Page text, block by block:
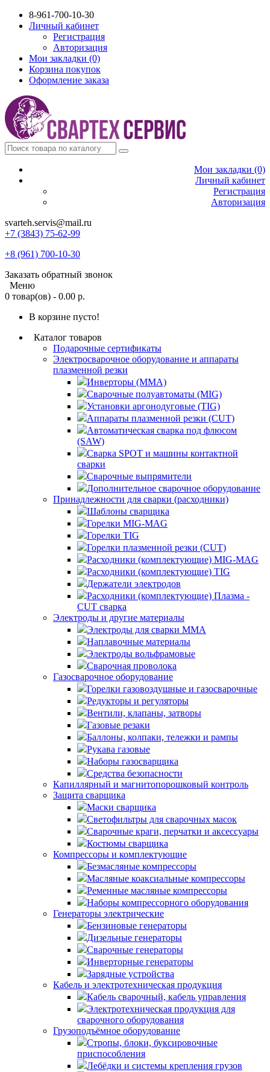
8-961-700-10-30
Личный кабинет
Регистрация
Авторизация
Мои закладки (0)
Корзина покупок
Оформление заказа
Мои закладки (0)
Личный кабинет
Регистрация
Авторизация
svarteh.servis@mail.ru
+7 (3843) 75-62-99
+8 (961) 700-10-30
Заказать обратный звонок
Меню
0 товар(ов) - 0.00 р.
В корзине пусто!
Каталог товаров
Подарочные сертификаты
Электросварочное оборудование и аппараты
плазменной резки
Инверторы (MMA)
Сварочные полуавтоматы (MIG)
Установки аргонодуговые (TIG)
Аппараты плазменной резки (CUT)
Автоматическая сварка под флюсом
(SAW)
Сварка SPOT и машины контактной
сварки
Сварочные выпрямители
Дополнительное сварочное оборудование
Принадлежности для сварки (расходники)
Шаблоны сварщика
Горелки MIG-MAG
Горелки TIG
Горелки плазменной резки (CUT)
Расходники (комплектующие) MIG-MAG
Расходники (комплектующие) TIG
Держатели электродов
Расходники (комплектующие) Плазма -
CUT сварка
Электроды и другие материалы
Электроды для сварки MMA
Наплавочные материалы
Электроды вольфрамовые
Сварочная проволока
Газосварочное оборудование
Горелки газовоздушные и газосварочные
Редукторы и регуляторы
Вентили, клапаны, затворы
Газовые резаки
Баллоны, колпаки, тележки и рампы
Рукава газовые
Наборы газосварщика
Средства безопасности
Капиллярный и магнитопорошковый контроль
Защита сварщика
Маски сварщика
Светофильтры для сварочных масок
Сварочные краги, перчатки и аксессуары
Костюмы сварщика
Компрессоры и комплектующие
Безмасляные компрессоры
Масляные коаксиальные компрессоры
Ременные масляные компрессоры
Наборы компрессорного оборудования
Генераторы электрические
Бензиновые генераторы
Дизельные генераторы
Сварочные генераторы
Инверторные генераторы
Зарядные устройства
Кабель и электротехническая продукция
Кабель сварочный, кабель управления
Электротехническая продукция для
сварочного оборудования
Грузоподъёмное оборудование
Стропы, блоки, буксировочные
приспособления
Лебёдки и системы крепления грузов